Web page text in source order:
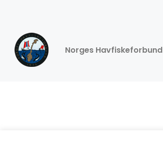
Norges Havfiskeforbund